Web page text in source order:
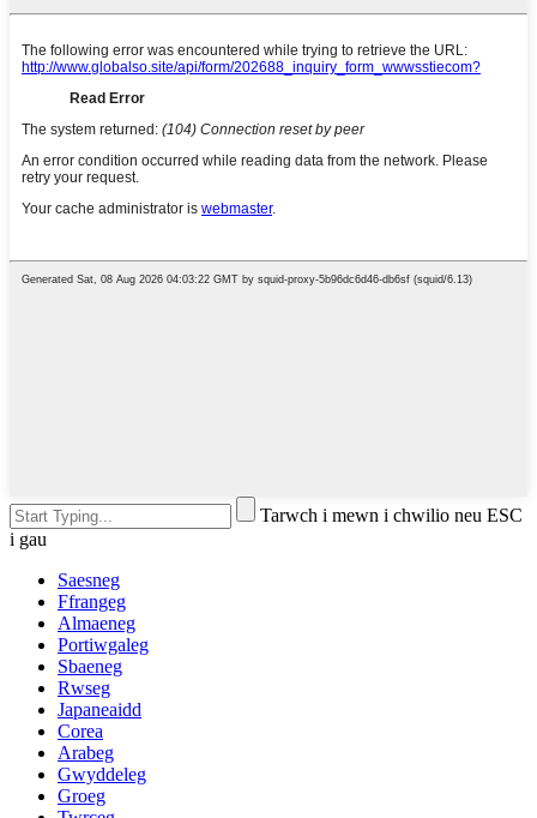
Tarwch i mewn i chwilio neu ESC
i gau
Saesneg
Ffrangeg
Almaeneg
Portiwgaleg
Sbaeneg
Rwseg
Japaneaidd
Corea
Arabeg
Gwyddeleg
Groeg